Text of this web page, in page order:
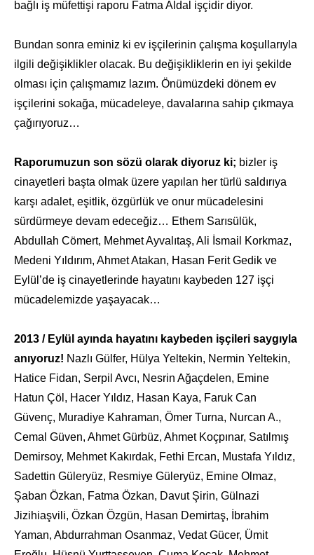
bağlı iş müfettişi raporu Fatma Aldal işçidir diyor.
Bundan sonra eminiz ki ev işçilerinin çalışma koşullarıyla
ilgili değişiklikler olacak. Bu değişikliklerin en iyi şekilde
olması için çalışmamız lazım. Önümüzdeki dönem ev
işçilerini sokağa, mücadeleye, davalarına sahip çıkmaya
çağırıyoruz…
Raporumuzun son sözü olarak diyoruz ki; bizler iş
cinayetleri başta olmak üzere yapılan her türlü saldırıya
karşı adalet, eşitlik, özgürlük ve onur mücadelesini
sürdürmeye devam edeceğiz… Ethem Sarısülük,
Abdullah Cömert, Mehmet Ayvalıtaş, Ali İsmail Korkmaz,
Medeni Yıldırım, Ahmet Atakan, Hasan Ferit Gedik ve
Eylül’de iş cinayetlerinde hayatını kaybeden 127 işçi
mücadelemizde yaşayacak…
2013 / Eylül ayında hayatını kaybeden işçileri saygıyla
anıyoruz! Nazlı Gülfer, Hülya Yeltekin, Nermin Yeltekin,
Hatice Fidan, Serpil Avcı, Nesrin Ağaçdelen, Emine
Hatun Çöl, Hacer Yıldız, Hasan Kaya, Faruk Can
Güvenç, Muradiye Kahraman, Ömer Turna, Nurcan A.,
Cemal Güven, Ahmet Gürbüz, Ahmet Koçpınar, Satılmış
Demirsoy, Mehmet Kakırdak, Fethi Ercan, Mustafa Yıldız,
Sadettin Güleryüz, Resmiye Güleryüz, Emine Olmaz,
Şaban Özkan, Fatma Özkan, Davut Şirin, Gülnazi
Jizihiaşvili, Özkan Özgün, Hasan Demirtaş, İbrahim
Yaman, Abdurrahman Osanmaz, Vedat Gücer, Ümit